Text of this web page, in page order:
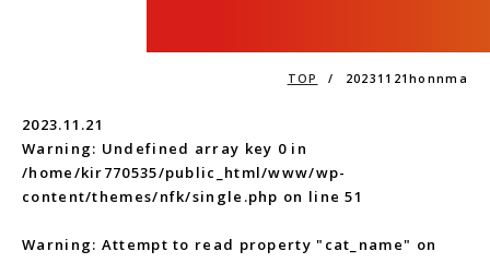
TOP / 20231121honnma
2023.11.21
Warning: Undefined array key 0 in
/home/kir770535/public_html/www/wp-
content/themes/nfk/single.php on line51
Warning: Attempt to read property "cat_name" on